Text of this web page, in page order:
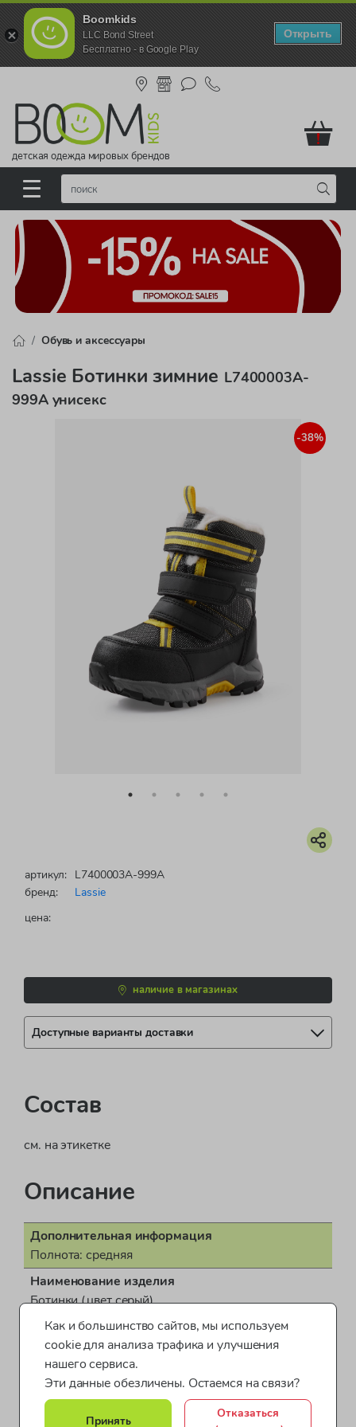
Boomkids
LLC Bond Street
Бесплатно - в Google Play
Открыть
детская одежда мировых брендов
!
Обувь и аксессуары
Lassie Ботинки зимние L7400003A-
999A унисекс
-38%
артикул: L7400003A-999A
бренд:
Lassie
цена:
наличие в магазинах
Доступные варианты доставки
Состав
см. на этикетке
Описание
Дополнительная информация
Полнота: средняя
Наименование изделия
Ботинки (цвет серый)
Поставщик
ООО "Бонд стрит"
Пол
унисекс
Гарантийный срок
Показать все характеристики
Обувь для мальчиков Обувь для девочек
Как и большинство сайтов, мы используем
cookie для анализа трафика и улучшения
нашего сервиса.
Эти данные обезличены. Остаемся на связи?
Принять
Отказаться